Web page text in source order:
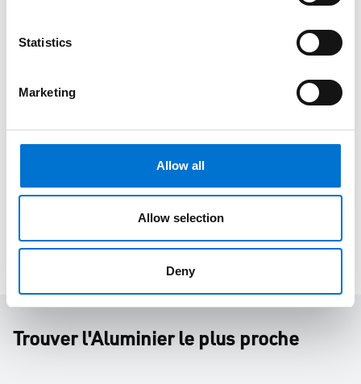
Statistics
Marketing
Allow all
Allow selection
Deny
Téléphone: 0467853131
84300, Cavaillon
Trouver l'Aluminier le plus proche